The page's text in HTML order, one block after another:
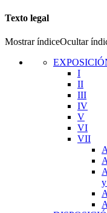
Texto legal
Mostrar índiceOcultar
I
II
III
IV
V
VI
VII